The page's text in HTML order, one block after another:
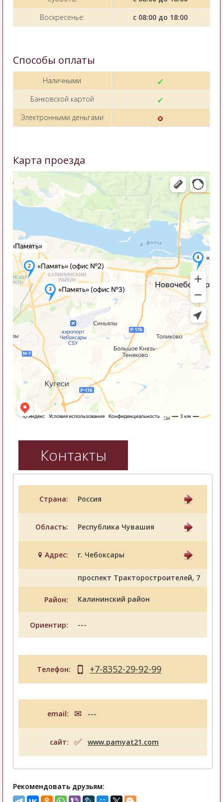
Воскресенье:
с 08:00 до 18:00
Способы оплаты
Наличными
Банковской картой
Электронными деньгами
Карта проезда
Контакты
Страна: Россия
Область: Республика Чувашия
Адрес: г. Чебоксары
проспект Тракторостроителей, 7
Район: Калининский район
Ориентир: ---
Телефон: +7-8352-29-92-99
email: ---
сайт: www.pamyat21.com
Рекомендовать друзьям: